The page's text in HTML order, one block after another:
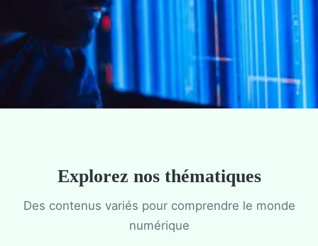
Explorez nos thématiques
Des contenus variés pour comprendre le monde
numérique